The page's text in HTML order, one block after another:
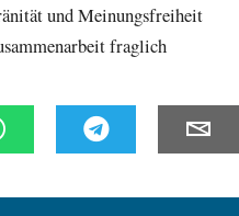
und Meinungsfreiheit
fraglich